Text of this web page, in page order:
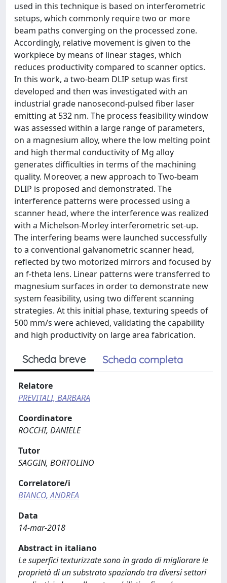
used in this technique is based on interferometric
setups, which commonly require two or more
beam paths converging on the processed zone.
Accordingly, relative movement is given to the
workpiece by means of linear stages, which
reduces productivity compared to scanner optics.
In this work, a two-beam DLIP setup was first
developed and then was investigated with an
industrial grade nanosecond-pulsed fiber laser
emitting at 532 nm. The process feasibility window
was assessed within a large range of parameters,
on a magnesium alloy, where the low melting point
and high thermal conductivity of Mg alloy
generates difficulties in terms of the machining
quality. Moreover, a new approach to Two-beam
DLIP is proposed and demonstrated. The
interference patterns were processed using a
scanner head, where the interference was realized
with a Michelson-Morley interferometric set-up.
The interfering beams were launched successfully
to a conventional galvanometric scanner head,
reflected by two motorized mirrors and focused by
an f-theta lens. Linear patterns were transferred to
magnesium surfaces in order to demonstrate new
system feasibility, using two different scanning
strategies. At this initial phase, texturing speeds of
500 mm/s were achieved, validating the capability
and high productivity on large area fabrication.
Scheda breve Scheda completa
Relatore
PREVITALI, BARBARA
Coordinatore
ROCCHI, DANIELE
Tutor
SAGGIN, BORTOLINO
Correlatore/i
BIANCO, ANDREA
Data
14-mar-2018
Abstract in italiano
Le superfici texturizzate sono in grado di migliorare le
proprietà di un substrato spaziando tra diversi settori